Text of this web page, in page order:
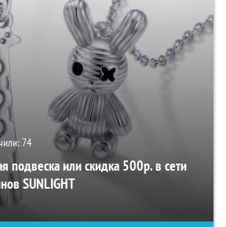
74
подвеска или скидка 500р. в сети
SUNLIGHT